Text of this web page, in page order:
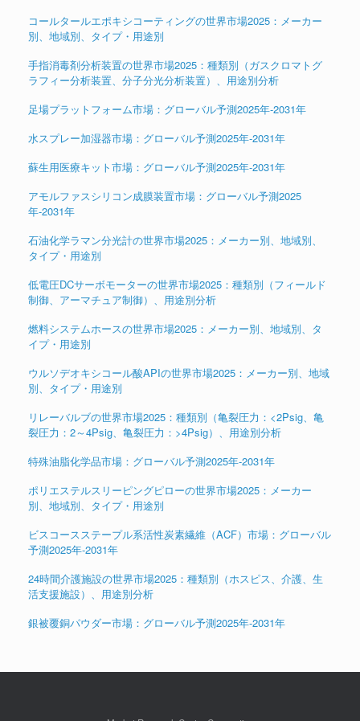
コールタールエポキシコーティングの世界市場2025：メーカー
別、地域別、タイプ・用途別
手指消毒剤分析装置の世界市場2025：種類別（ガスクロマトグ
ラフィー分析装置、分子分光分析装置）、用途別分析
足場プラットフォーム市場：グローバル予測2025年-2031年
水スプレー加湿器市場：グローバル予測2025年-2031年
蘇生用医療キット市場：グローバル予測2025年-2031年
アモルファスシリコン成膜装置市場：グローバル予測2025
年-2031年
石油化学ラマン分光計の世界市場2025：メーカー別、地域別、
タイプ・用途別
低電圧DCサーボモーターの世界市場2025：種類別（フィールド
制御、アーマチュア制御）、用途別分析
燃料システムホースの世界市場2025：メーカー別、地域別、タ
イプ・用途別
ウルソデオキシコール酸APIの世界市場2025：メーカー別、地域
別、タイプ・用途別
リレーバルブの世界市場2025：種類別（亀裂圧力：<2Psig、亀
裂圧力：2～4Psig、亀裂圧力：>4Psig）、用途別分析
特殊油脂化学品市場：グローバル予測2025年-2031年
ポリエステルスリーピングピローの世界市場2025：メーカー
別、地域別、タイプ・用途別
ビスコースステープル系活性炭素繊維（ACF）市場：グローバル
予測2025年-2031年
24時間介護施設の世界市場2025：種類別（ホスピス、介護、生
活支援施設）、用途別分析
銀被覆銅パウダー市場：グローバル予測2025年-2031年